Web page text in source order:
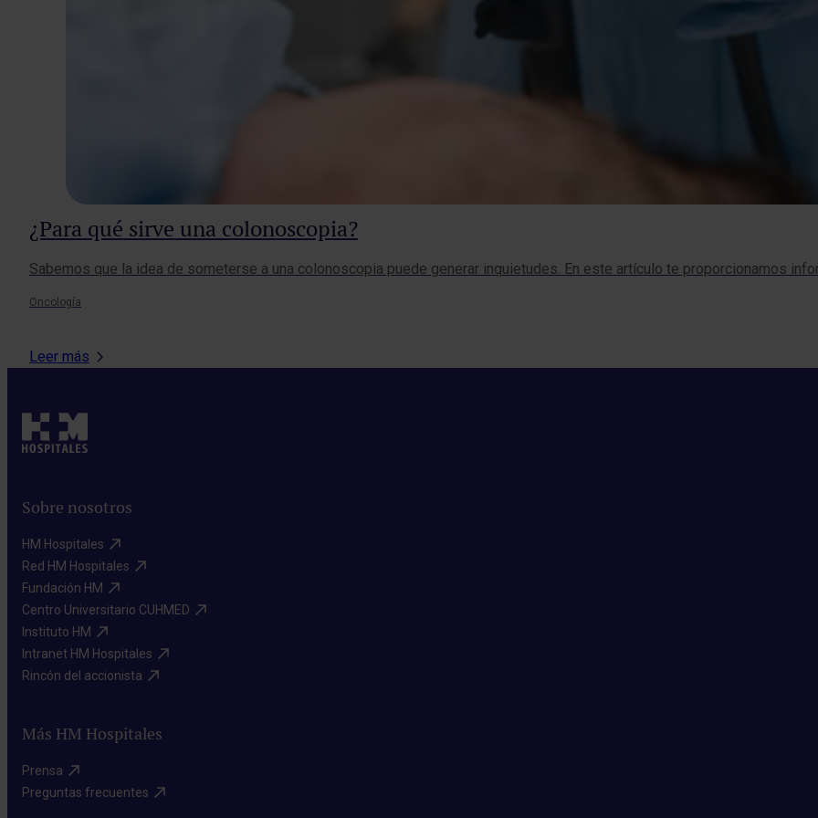
¿Para qué sirve una colonoscopia?
Sabemos que la idea de someterse a una colonoscopia puede generar inquietudes. En este artículo te proporcionamos
Oncología
Leer más
Sobre nosotros
HM Hospitales​
Red HM Hospitales​
Fundación HM​
Centro Universitario CUHMED​
Instituto HM​
Intranet HM Hospitales​
Rincón del accionista​
Más HM Hospitales
Prensa​
Preguntas frecuentes​